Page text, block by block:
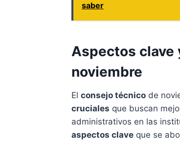
saber
Aspectos clave
noviembre
El consejo técnico de
cruciales que buscan
administrativos en las
aspectos clave que se